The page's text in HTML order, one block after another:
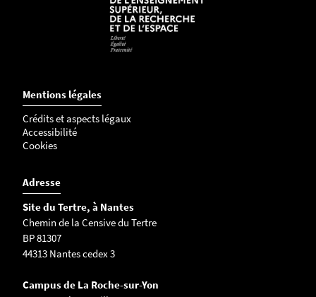
Mentions légales
Crédits et aspects légaux
Accessibilité
Cookies
Adresse
Site du Tertre, à Nantes
Chemin de la Censive du Tertre
BP 81307
44313 Nantes cedex 3
Campus de La Roche-sur-Yon